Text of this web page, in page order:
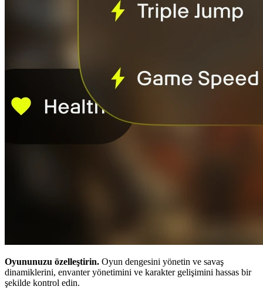
Oyununuzu özelleştirin. Oyun dengesini yönetin ve savaş
dinamiklerini, envanter yönetimini ve karakter gelişimini hassas bir
şekilde kontrol edin.